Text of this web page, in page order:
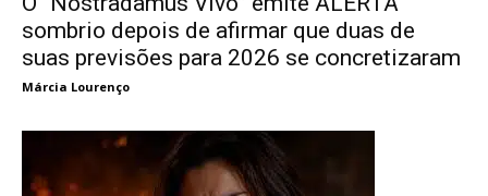
sombrio depois de afirmar que duas de
suas previsões para 2026 se concretizaram
Márcia Lourenço